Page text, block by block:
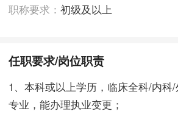
职称要求：初级及以上
任职要求/岗位职责
1、本科或以上学历，临床全科/内科
专业，能办理执业变更；